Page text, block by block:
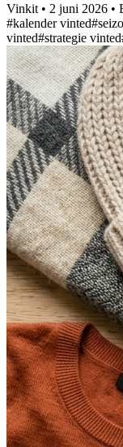
Vinkit • 2 juni 2026 •
#kalender vinted
vinted#strategie vinted